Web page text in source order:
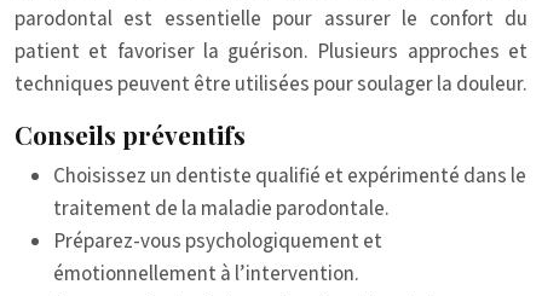
parodontal est essentielle pour assurer le confort du
patient et favoriser la guérison. Plusieurs approches et
techniques peuvent être utilisées pour soulager la douleur.
Conseils préventifs
Choisissez un dentiste qualifié et expérimenté dans le
traitement de la maladie parodontale.
Préparez-vous psychologiquement et
émotionnellement à l’intervention.